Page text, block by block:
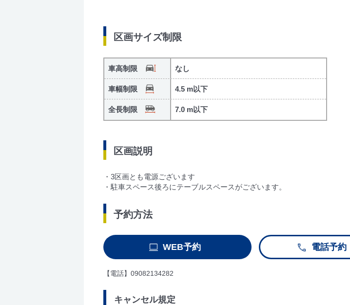
区画サイズ制限
車高制限 なし
車幅制限 4.5 m以下
全長制限 7.0 m以下
区画説明
・3区画とも電源ございます
・駐車スペース後ろにテーブルスペースがございます。
予約方法
WEB予約 電話予約
【電話】09082134282
キャンセル規定